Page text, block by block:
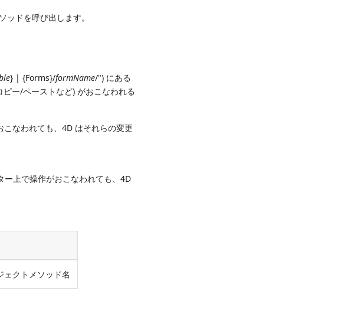
ドを呼び出します。
} | {Forms}/formName/") にある
ー/ペーストなど) がおこなわれる
なわれても、4D はそれらの変更
上で操作がおこなわれても、4D
ェクトメソッド名